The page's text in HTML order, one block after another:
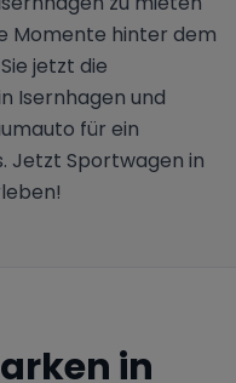
Momente hinter dem
jetzt die
Isernhagen und
für ein
Jetzt Sportwagen in
in